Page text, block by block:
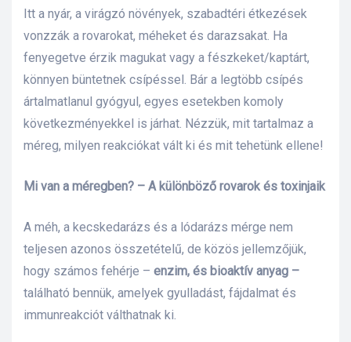
Itt a nyár, a virágzó növények, szabadtéri étkezések
vonzzák a rovarokat, méheket és darazsakat. Ha
fenyegetve érzik magukat vagy a fészkeket/kaptárt,
könnyen büntetnek csípéssel. Bár a legtöbb csípés
ártalmatlanul gyógyul, egyes esetekben komoly
következményekkel is járhat. Nézzük, mit tartalmaz a
méreg, milyen reakciókat vált ki és mit tehetünk ellene!
Mi van a méregben? – A különböző rovarok és toxinjaik
A méh, a kecskedarázs és a lódarázs mérge nem
teljesen azonos összetételű, de közös jellemzőjük,
hogy számos fehérje – enzim, és bioaktív anyag –
található bennük, amelyek gyulladást, fájdalmat és
immunreakciót válthatnak ki.
50
és E-